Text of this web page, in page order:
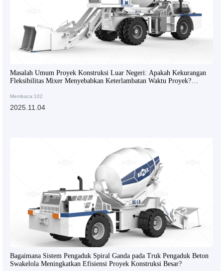
Masalah Umum Proyek Konstruksi Luar Negeri: Apakah Kekurangan
Fleksibilitas Mixer Menyebabkan Keterlambatan Waktu Proyek?
Membaca:102
2025.11.04
Bagaimana Sistem Pengaduk Spiral Ganda pada Truk Pengaduk Beton
Swakelola Meningkatkan Efisiensi Proyek Konstruksi Besar?